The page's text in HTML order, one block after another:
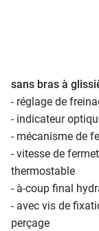
sans bras à
- réglage de
- indicateur
- mécanisme de
- vitesse de
thermostable
- à-coup final
- avec vis de
perçage